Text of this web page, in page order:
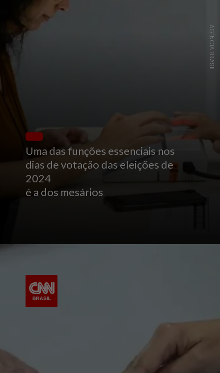
Uma das funções essenciais nos
dias de votação das eleições de
2024
é a dos mesários
AGÊNCIA BRASIL